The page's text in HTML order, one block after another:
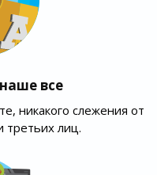
все
никакого слежения от
третьих лиц.